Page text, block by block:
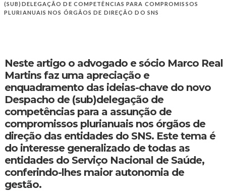
(SUB)DELEGAÇÃO DE COMPETÊNCIAS PARA COMPROMISSOS
PLURIANUAIS NOS ÓRGÃOS DE DIREÇÃO DO SNS
Neste artigo o advogado e sócio Marco Real
Martins faz uma apreciação e
enquadramento das ideias-chave do novo
Despacho de (sub)delegação de
competências para a assunção de
compromissos plurianuais nos órgãos de
direção das entidades do SNS. Este tema é
do interesse generalizado de todas as
entidades do Serviço Nacional de Saúde,
conferindo-lhes maior autonomia de
gestão.